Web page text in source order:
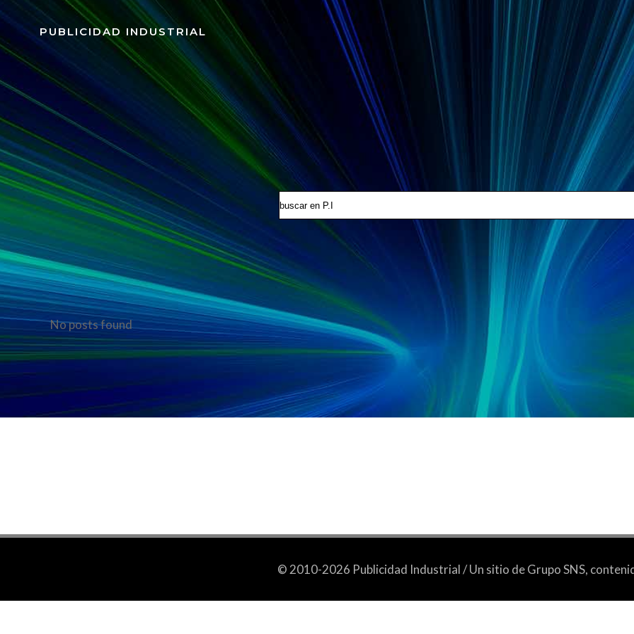
Saltar
al
contenido
PUBLICIDAD INDUSTRIAL
No posts found
© 2010-2026 Publicidad Industrial / Un sitio de Grupo SNS,